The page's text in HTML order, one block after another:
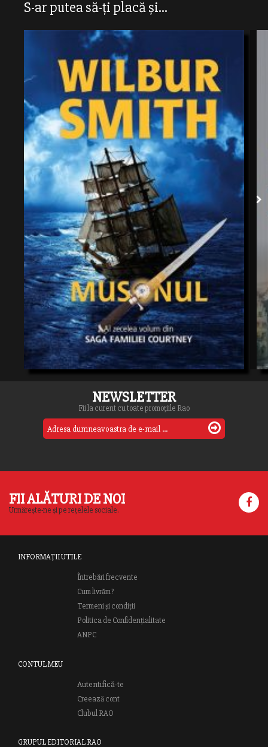
S-ar putea să-ți placă și...
NEWSLETTER
Fii la curent cu toate promoțiile Rao
FII ALĂTURI DE NOI
Urmărește-ne și pe rețelele sociale.
INFORMAȚII UTILE
Întrebări frecvente
Cum livrăm?
Termeni și condiții
Politica de Confidențialitate
ANPC
CONTUL MEU
Autentifică-te
Creează cont
Clubul RAO
GRUPUL EDITORIAL RAO